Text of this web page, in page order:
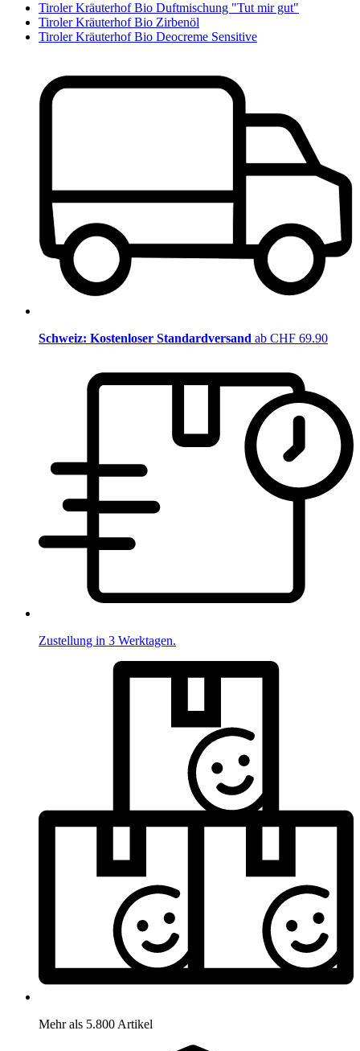
Tiroler Kräuterhof Bio Duftmischung "Tut mir gut"
Tiroler Kräuterhof Bio Zirbenöl
Tiroler Kräuterhof Bio Deocreme Sensitive
Schweiz: Kostenloser Standardversand ab CHF 69.90
Zustellung in 3 Werktagen.
Mehr als 5.800 Artikel